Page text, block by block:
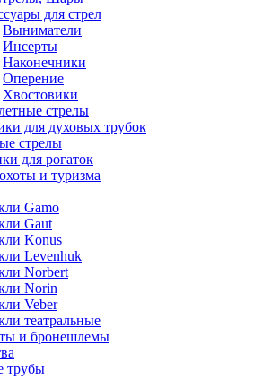
для стрел
Выниматели
Инсерты
Наконечники
Оперение
Хвостовики
стрелы
для духовых трубок
стрелы
для рогаток
и туризма
Gamo
Gaut
Konus
Levenhuk
Norbert
Norin
Veber
театральные
и бронешлемы
трубы